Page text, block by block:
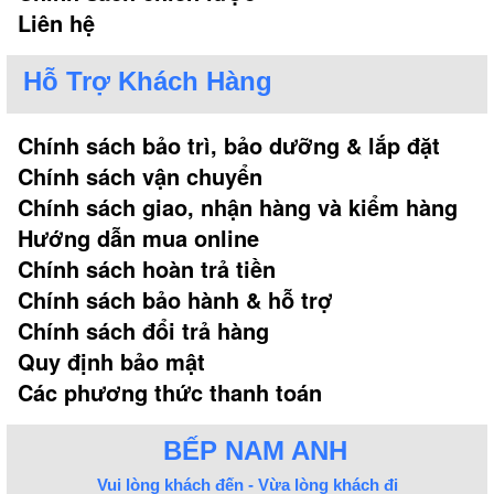
Kích thước cơ bản của bồn tắm Ares
4. Tính năng
Các tính năng dưới đây của thương hiệu bồn tắm
Ares sẽ là lý do để quý khách có thể lựa chọn sử
dụng cho gia đình mình ngay hôm nay:
- Tính năng nằm ngâm: Đây là tính năng tiện lợi và
nhanh chóng mà hầu hết các dòng bồn tắm đều có
để khách hàng sử dụng.
- Tính năng massage: Một số model bồn tắm được
Liên hệ
Hỗ Trợ Khách Hàng
Chính sách bảo trì, bảo dưỡng & lắp đặt
Chính sách vận chuyển
Chính sách giao, nhận hàng và kiểm hàng
Hướng dẫn mua online
Chính sách hoàn trả tiền
Chính sách bảo hành & hỗ trợ
Chính sách đổi trả hàng
Quy định bảo mật
Các phương thức thanh toán
BẾP NAM ANH
Vui lòng khách đến - Vừa lòng khách đi